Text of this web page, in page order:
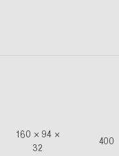
160 × 94 ×
32
400